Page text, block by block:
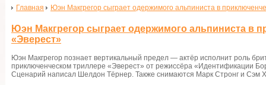
Главная Юэн Макгрегор сыграет одержимого альпиниста в
Юэн Макгрегор сыграет одержимого альпиниста в
«Эверест»
Юэн Макгрегор познает вертикальный предел — актёр исполнит роль
приключенческом триллере «Эверест» от режиссёра «Идентификации
Сценарий написал Шелдон Тёрнер. Также снимаются Марк Стронг и Сэм